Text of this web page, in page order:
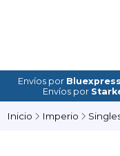
Envíos por Bluexpress
Envíos por
Inicio Imperio